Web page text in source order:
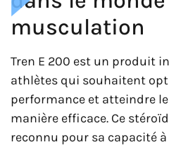
musculation
Tren E 200 est un produit
athlètes qui souhaitent
performance et atteindre
manière efficace. Ce
reconnu pour sa capacité